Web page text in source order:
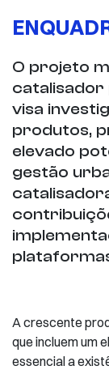
O projeto
catalisador
visa
produtos,
elevado
gestão
A crescente
que incluem um
essencial a